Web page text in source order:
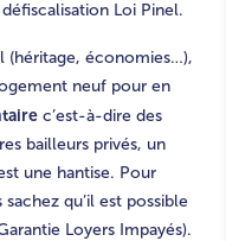
Loi Pinel.
(héritage, économies…),
neuf pour en
c’est-à-dire des
bailleurs privés, un
une hantise. Pour
qu’il est possible
Loyers Impayés).